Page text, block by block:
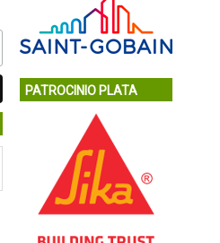
PATROCINIO PLATA